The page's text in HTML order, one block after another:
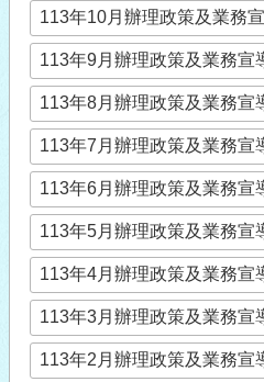
113年10月辦理政策及業務
113年9月辦理政策及業務宣
113年8月辦理政策及業務宣
113年7月辦理政策及業務宣
113年6月辦理政策及業務宣
113年5月辦理政策及業務宣
113年4月辦理政策及業務宣
113年3月辦理政策及業務宣
113年2月辦理政策及業務宣